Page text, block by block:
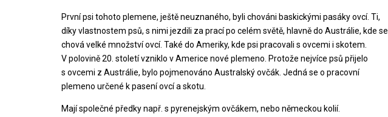
První psi tohoto plemene, ještě neuznaného, byli chováni baskickými pasáky ovcí. Ti,
díky vlastnostem psů, s nimi jezdili za prací po celém světě, hlavně do Austrálie, kde se
chová velké množství ovcí. Také do Ameriky, kde psi pracovali s ovcemi i skotem.
V polovině 20. století vzniklo v Americe nové plemeno. Protože nejvíce psů přijelo
s ovcemi z Austrálie, bylo pojmenováno Australský ovčák. Jedná se o pracovní
plemeno určené k pasení ovcí a skotu.
Mají společné předky např. s pyrenejským ovčákem, nebo německou kolií.